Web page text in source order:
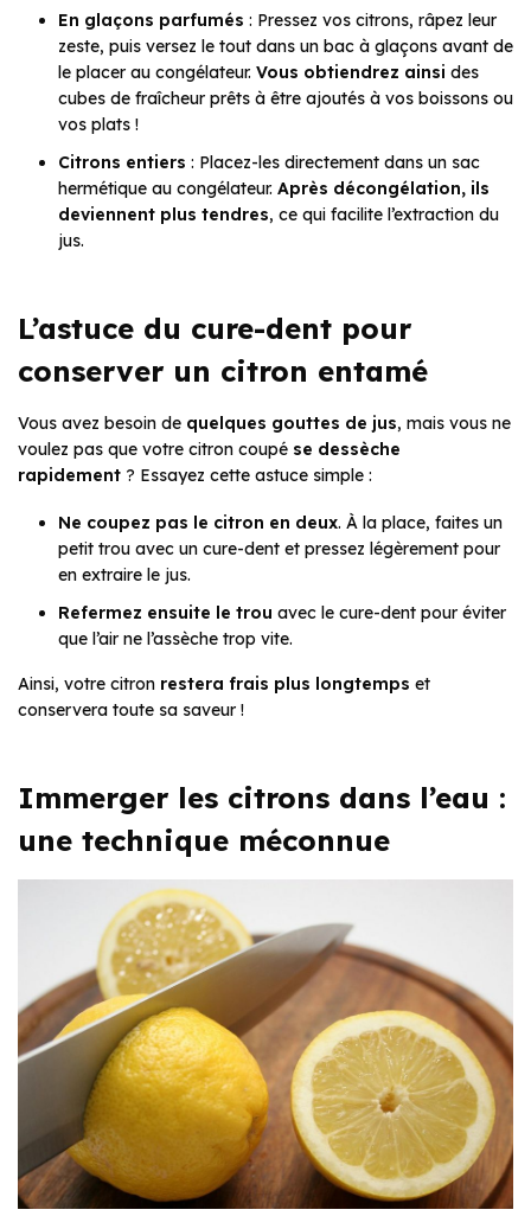
En glaçons parfumés : Pressez vos citrons, râpez leur
zeste, puis versez le tout dans un bac à glaçons avant de
le placer au congélateur. Vous obtiendrez ainsi des
cubes de fraîcheur prêts à être ajoutés à vos boissons ou
vos plats !
Citrons entiers : Placez-les directement dans un sac
hermétique au congélateur. Après décongélation, ils
deviennent plus tendres, ce qui facilite l’extraction du
jus.
L’astuce du cure-dent pour
conserver un citron entamé
Vous avez besoin de quelques gouttes de jus, mais vous ne
voulez pas que votre citron coupé se dessèche
rapidement ? Essayez cette astuce simple :
Ne coupez pas le citron en deux. À la place, faites un
petit trou avec un cure-dent et pressez légèrement pour
en extraire le jus.
Refermez ensuite le trou avec le cure-dent pour éviter
que l’air ne l’assèche trop vite.
Ainsi, votre citron restera frais plus longtemps et
conservera toute sa saveur !
Immerger les citrons dans l’eau :
une technique méconnue